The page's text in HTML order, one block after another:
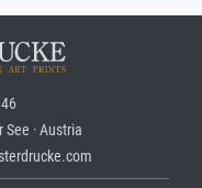
· Austria